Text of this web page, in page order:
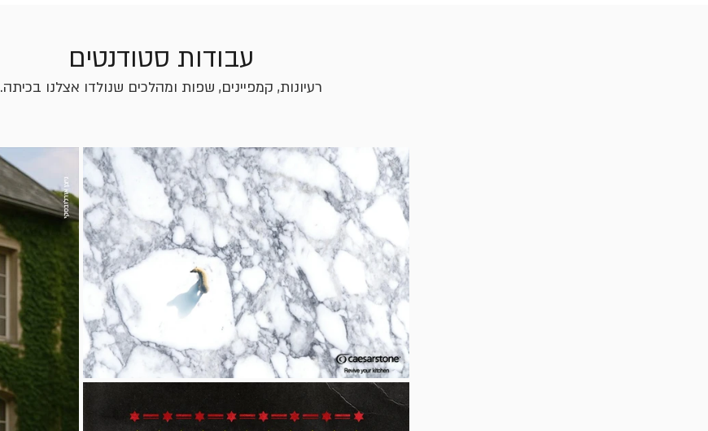
עבודות סטודנטים
רעיונות, קמפיינים, שפות ומהלכים שנולדו אצלנו בכיתה.